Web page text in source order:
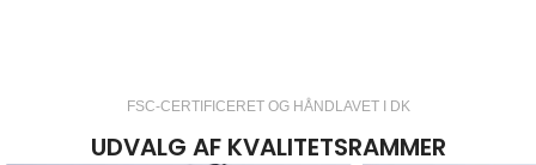
FSC-CERTIFICERET OG HÅNDLAVET I DK
UDVALG AF KVALITETSRAMMER